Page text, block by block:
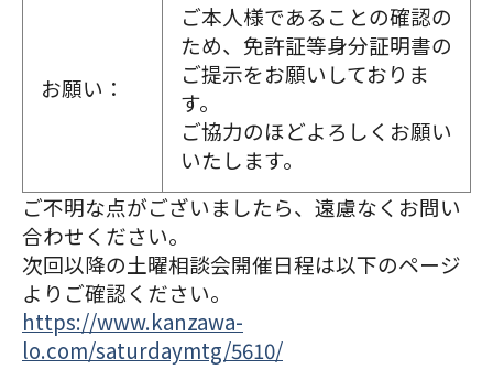
お願い：
ご本人様であることの確認の
ため、免許証等身分証明書の
ご提示をお願いしておりま
す。
ご協力のほどよろしくお願い
いたします。
ご不明な点がございましたら、遠慮なくお問い
合わせください。
次回以降の土曜相談会開催日程は以下のページ
よりご確認ください。
https://www.kanzawa-
lo.com/saturdaymtg/5610/